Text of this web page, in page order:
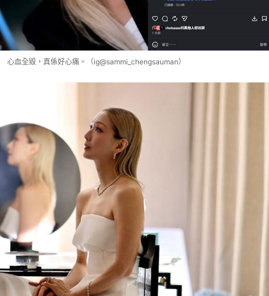
心血全毀，真係好心痛。（ig@sammi_chengsauman）